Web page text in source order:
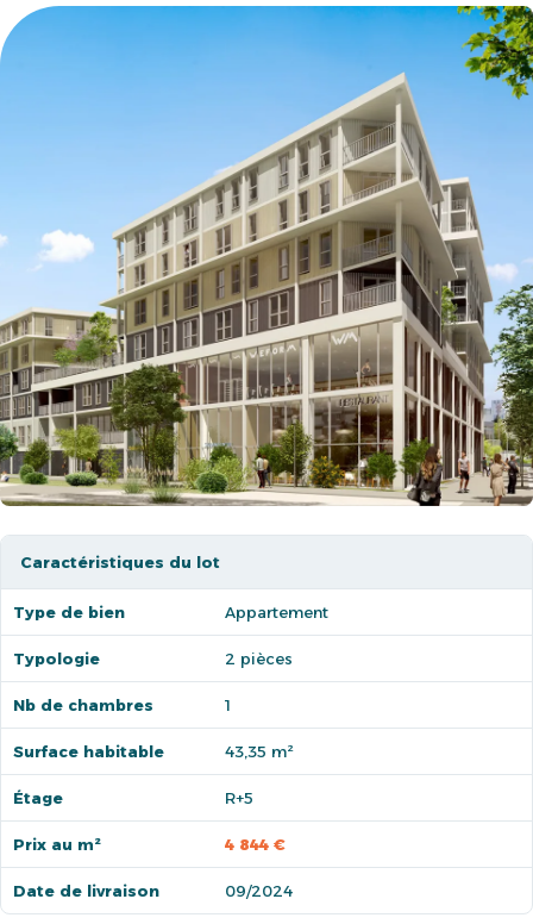
Caractéristiques du lot
Type de bien Appartement
Typologie 2 pièces
Nb de chambres 1
Surface habitable 43,35 m²
Étage R+5
Prix au m² 4 844 €
Date de livraison 09/2024